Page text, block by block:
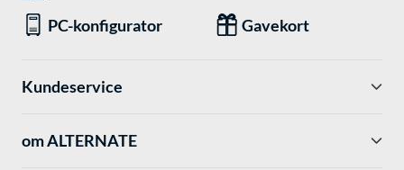
PC-konfigurator
Gavekort
Kundeservice
om ALTERNATE